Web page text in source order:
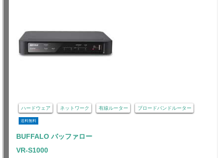
ハードウェア ネットワーク 有線ルーター ブロードバンドルーター
送料無料
BUFFALO バッファロー
VR-S1000